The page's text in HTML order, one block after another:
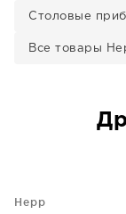
Столовые
Все товары
Hepp